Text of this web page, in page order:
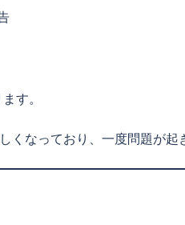
す。
くなっており、一度問題が起